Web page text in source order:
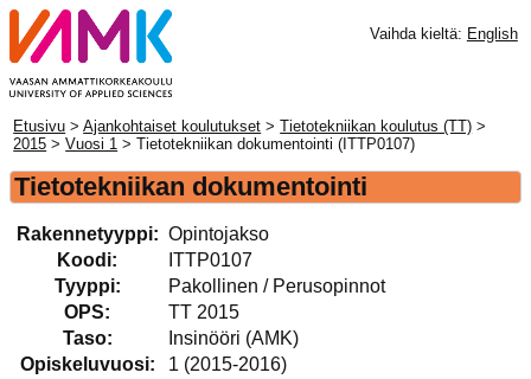
Vaihda kieltä: English
Etusivu >Ajankohtaiset koulutukset >Tietotekniikan koulutus (TT) >
2015 >Vuosi 1 > Tietotekniikan dokumentointi (ITTP0107)
Tietotekniikan dokumentointi
Rakennetyyppi: Opintojakso
Koodi:
ITTP0107
Tyyppi:
Pakollinen / Perusopinnot
OPS:
TT 2015
Taso:
Insinööri (AMK)
Opiskeluvuosi:
1 (2015-2016)